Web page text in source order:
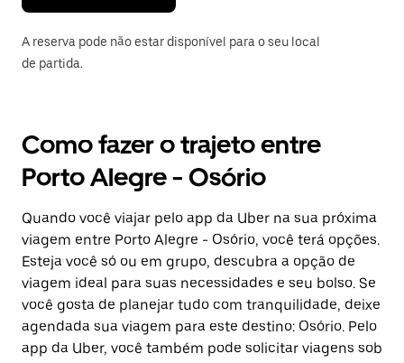
A reserva pode não estar disponível para o seu local
de partida.
Como fazer o trajeto entre
Porto Alegre - Osório
Quando você viajar pelo app da Uber na sua próxima
viagem entre Porto Alegre - Osório, você terá opções.
Esteja você só ou em grupo, descubra a opção de
viagem ideal para suas necessidades e seu bolso. Se
você gosta de planejar tudo com tranquilidade, deixe
agendada sua viagem para este destino: Osório. Pelo
app da Uber, você também pode solicitar viagens sob